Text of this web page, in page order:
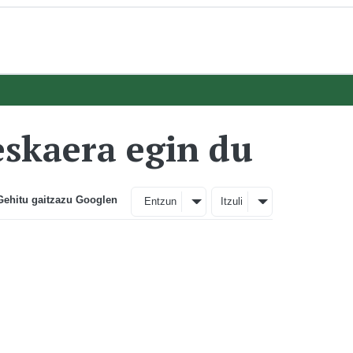
egin du
gaitzazu Googlen Entzun Itzuli